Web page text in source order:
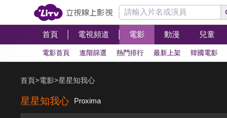
首頁 電視頻道 電影 動漫 兒童
電影首頁 進階篩選 熱門排行 最新上架 韓國電影
首頁>電影>星星知我心
星星知我心 Proxima